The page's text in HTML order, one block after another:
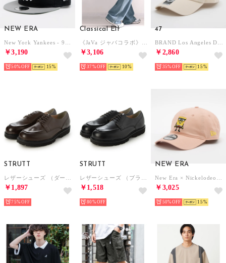
NEW ERA
￥3,190
50% 15
Classical Elf
￥3,106
37% 10
47
￥2,860
35% 15
STRUTT
￥1,897
75%
STRUTT
￥1,518
80%
NEW ERA
￥3,025
50% 15